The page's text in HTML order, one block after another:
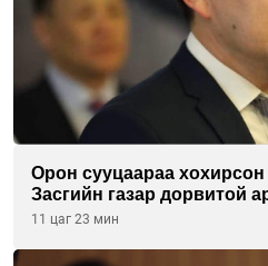
Орон сууцаараа
Засгийн газар дорвитой
11 цаг 23 мин